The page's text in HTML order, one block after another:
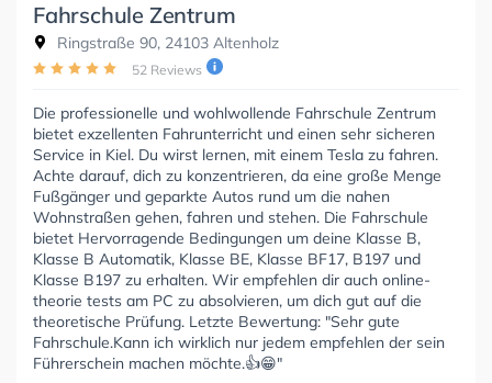
Fahrschule Zentrum
Ringstraße 90, 24103 Altenholz
52 Reviews
Die professionelle und wohlwollende Fahrschule Zentrum
bietet exzellenten Fahrunterricht und einen sehr sicheren
Service in Kiel. Du wirst lernen, mit einem Tesla zu fahren.
Achte darauf, dich zu konzentrieren, da eine große Menge
Fußgänger und geparkte Autos rund um die nahen
Wohnstraßen gehen, fahren und stehen. Die Fahrschule
bietet Hervorragende Bedingungen um deine Klasse B,
Klasse B Automatik, Klasse BE, Klasse BF17, B197 und
Klasse B197 zu erhalten. Wir empfehlen dir auch online-
theorie tests am PC zu absolvieren, um dich gut auf die
theoretische Prüfung. Letzte Bewertung: "Sehr gute
Fahrschule.Kann ich wirklich nur jedem empfehlen der sein
Führerschein machen möchte.👍😁"